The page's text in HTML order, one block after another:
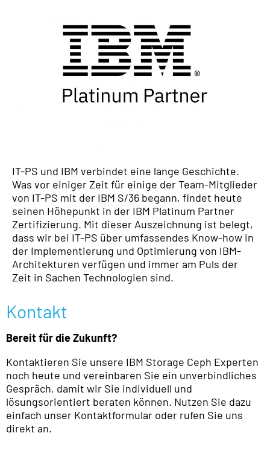
IT-PS und IBM verbindet eine lange Geschichte.
Was vor einiger Zeit für einige der Team-Mitglieder
von IT-PS mit der IBM S/36 begann, findet heute
seinen Höhepunkt in der IBM Platinum Partner
Zertifizierung. Mit dieser Auszeichnung ist belegt,
dass wir bei IT-PS über umfassendes Know-how in
der Implementierung und Optimierung von IBM-
Architekturen verfügen und immer am Puls der
Zeit in Sachen Technologien sind.
Kontakt
Bereit für die Zukunft?
Kontaktieren Sie unsere IBM Storage Ceph Experten
noch heute und vereinbaren Sie ein unverbindliches
Gespräch, damit wir Sie individuell und
lösungsorientiert beraten können. Nutzen Sie dazu
einfach unser Kontaktformular oder rufen Sie uns
direkt an.